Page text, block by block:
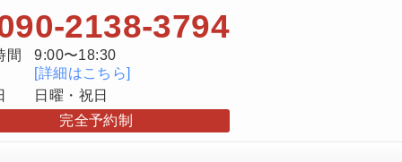
2138-3794
間
9:00〜18:30
[詳細はこちら]
日曜・祝日
完全予約制